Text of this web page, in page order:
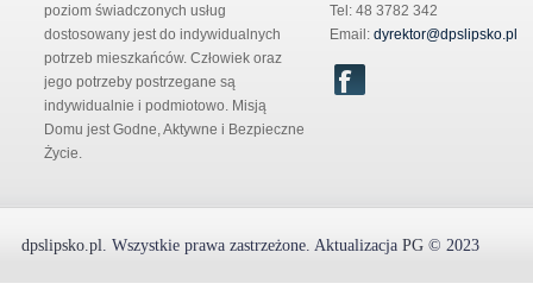
poziom świadczonych usług
dostosowany jest do indywidualnych
potrzeb mieszkańców. Człowiek oraz
jego potrzeby postrzegane są
indywidualnie i podmiotowo. Misją
Domu jest Godne, Aktywne i Bezpieczne
Życie.
Tel: 48 3782 342
Email: dyrektor@dpslipsko.pl
dpslipsko.pl. Wszystkie prawa zastrzeżone. Aktualizacja PG © 2023